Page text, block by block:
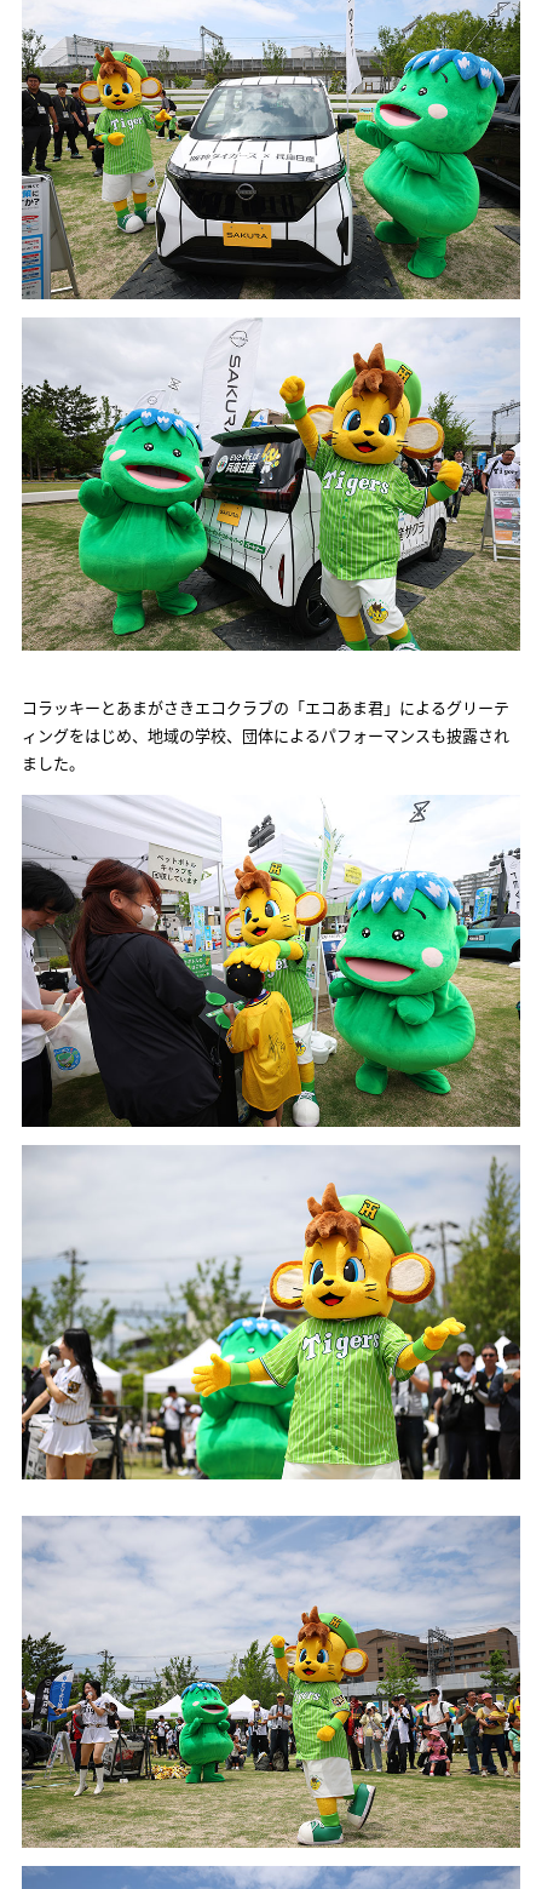
コラッキーとあまがさきエコクラブの「エコあま君」によるグリーテ
ィングをはじめ、地域の学校、団体によるパフォーマンスも披露され
ました。